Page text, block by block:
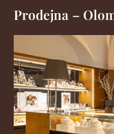
Prodejna –